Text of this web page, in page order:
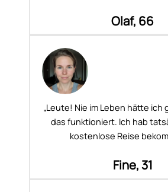
Olaf, 66
„Leute! Nie im Leben hätte ich
das funktioniert. Ich hab
kostenlose Reise
Fine, 31